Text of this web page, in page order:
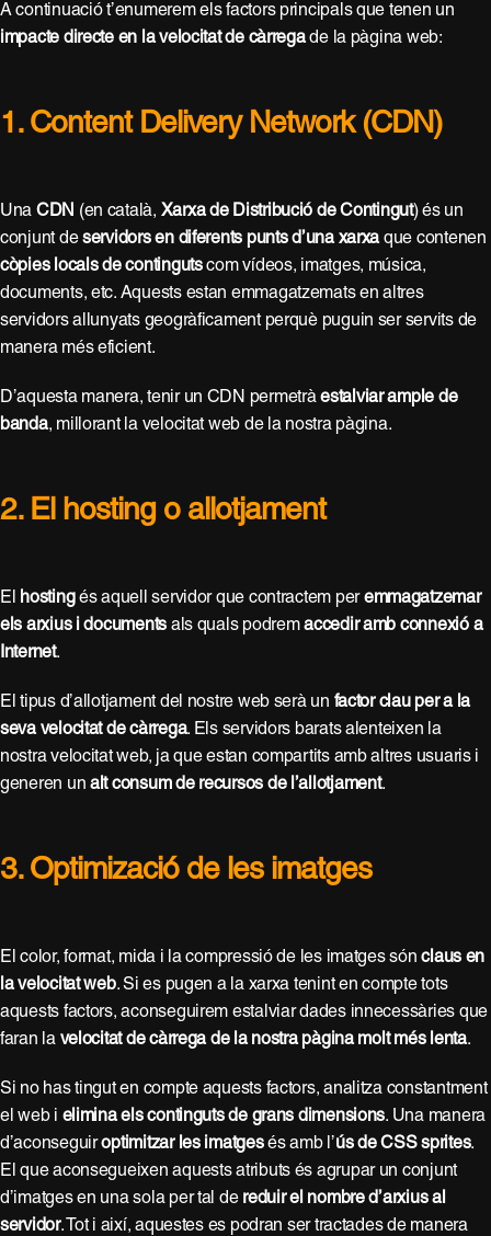
A continuació t’enumerem els factors principals que tenen un
impacte directe en la velocitat de càrregade la pàgina web:
1. Content Delivery Network (CDN)
Una CDN (en català, Xarxa de Distribució de Contingut) és un
conjunt deservidors en diferents punts d’una xarxaque contenen
còpies locals de contingutscom vídeos, imatges, música,
documents, etc. Aquests estan emmagatzemats en altres
servidors allunyats geogràficament perquè puguin ser servits de
manera més eficient.
D’aquesta manera, tenir un CDN permetràestalviar ample de
banda, millorant la velocitat web de la nostra pàgina.
2. El hosting o allotjament
El hosting és aquell servidor que contractem per emmagatzemar
els arxius i documents als quals podremaccedir amb connexió a
Internet.
El tipus d’allotjament del nostre web serà un factor clau per a la
seva velocitat de càrrega. Els servidors barats alenteixen la
nostra velocitat web, ja que estan compartits amb altres usuaris i
generen unalt consum de recursos de l’allotjament.
3. Optimizació de les imatges
El color, format, mida i la compressió de les imatges sónclaus en
la velocitat web. Si es pugen a la xarxa tenint en compte tots
aquests factors, aconseguirem estalviar dades innecessàries que
faran la velocitat de càrrega de la nostra pàgina molt més lenta.
Si no has tingut en compte aquests factors, analitza constantment
el web i elimina els continguts de grans dimensions. Una manera
d’aconseguiroptimitzar les imatgesés amb l’ ús de CSS sprites.
El que aconsegueixen aquests atributs és agrupar un conjunt
d’imatges en una sola per tal de reduir el nombre d’arxius al
servidor. Tot i així, aquestes es podran ser tractades de manera